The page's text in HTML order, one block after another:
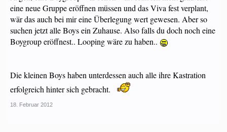
eine neue Gruppe eröffnen müssen und das Viva fest verplant,
wär das auch bei mir eine Überlegung wert gewesen. Aber so
suchen jetzt alle Boys ein Zuhause. Also falls du doch noch eine
Boygroup eröffnest.. Looping wäre zu haben..
Die kleinen Boys haben unterdessen auch alle ihre Kastration
erfolgreich hinter sich gebracht.
18. Februar 2012